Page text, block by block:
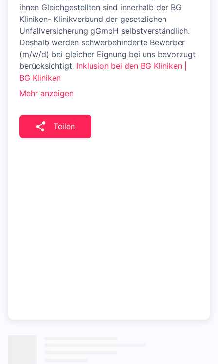
ihnen Gleichgestellten sind innerhalb der BG
Kliniken- Klinikverbund der gesetzlichen
Unfallversicherung gGmbH selbstverständlich.
Deshalb werden schwerbehinderte Bewerber
(m/w/d) bei gleicher Eignung bei uns bevorzugt
berücksichtigt. Inklusion bei den BG Kliniken |
BG Kliniken
Mehr anzeigen
Teilen